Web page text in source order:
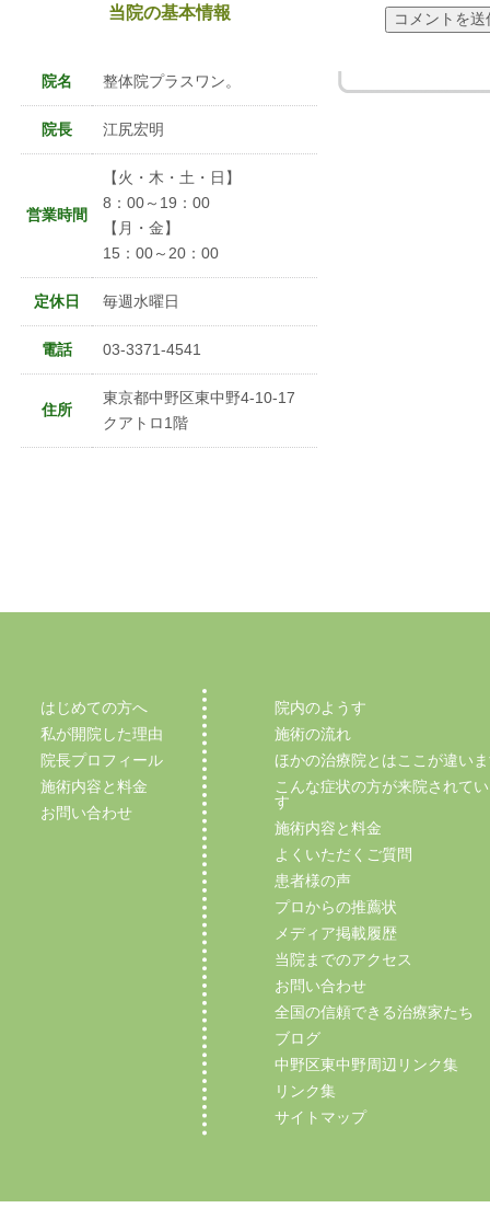
当院の基本情報
院名 整体院プラスワン。
院長 江尻宏明
営業時間
【火・木・土・日】
8：00～19：00
【月・金】
15：00～20：00
定休日 毎週水曜日
電話 03-3371-4541
住所
東京都中野区東中野4-10-17
クアトロ1階
はじめての方へ
私が開院した理由
院長プロフィール
施術内容と料金
お問い合わせ
院内のようす
施術の流れ
ほかの治療院とはここが違い
こんな症状の方が来院されて
す
施術内容と料金
よくいただくご質問
患者様の声
プロからの推薦状
メディア掲載履歴
当院までのアクセス
お問い合わせ
全国の信頼できる治療家たち
ブログ
中野区東中野周辺リンク集
リンク集
サイトマップ